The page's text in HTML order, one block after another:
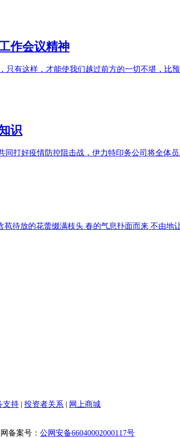
作会议精神
只有这样，才能使我们越过前方的一切不堪，比
识
打好疫情防控阻击战，伊力特印务公司将全体
待放的花蕾缀满枝头 春的气息扑面而来 不由
支持 | 投资者关系 | 网上商城
备案号： 公网安备66040002000117号